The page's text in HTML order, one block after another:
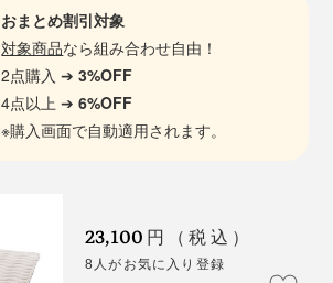
おまとめ割引対象
対象商品なら組み合わせ自由！
2点購入 ➔3%OFF
4点以上 ➔6%OFF
※購入画面で自動適用されます。
23,100 円（税込）
8人がお気に入り登録